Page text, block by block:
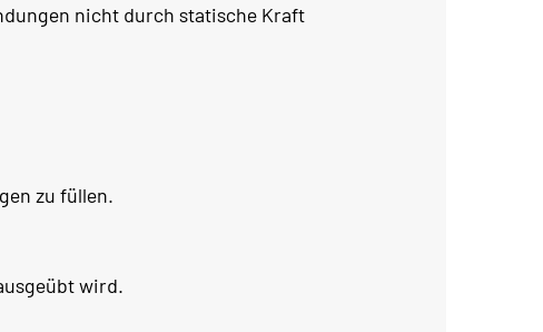
nicht durch statische Kraft
zu füllen.
wird.